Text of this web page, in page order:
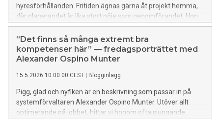
hyresförhållanden. Fritiden ägnas gärna åt projekt hemma,
där planerandet är lika stort nöje som genomförandet. Hon
gillar också konst och musik, resor och kan flera språk. Lär
känna henne mer i dagens fredagsporträtt:
”Det finns så många extremt bra
kompetenser här” — fredagsporträttet med
Alexander Ospino Munter
15.5.2026 10:00:00 CEST Blogginlägg
Pigg, glad och nyfiken är en beskrivning som passar in på
systemförvaltaren Alexander Ospino Munter. Utöver allt
optimerande på jobbet, hittar vi honom ofta sjungande,